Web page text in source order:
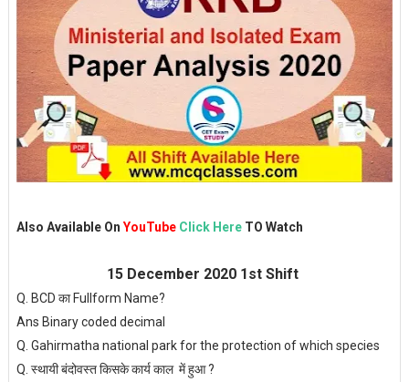
Also Available On YouTube Click HereTO Watch
15 December 2020 1st Shift
Q. BCD का Fullform Name?
Ans Binary coded decimal
Q. Gahirmatha national park for the protection of which species
Q. स्थायी बंदोवस्त किसके कार्य काल में हुआ ?